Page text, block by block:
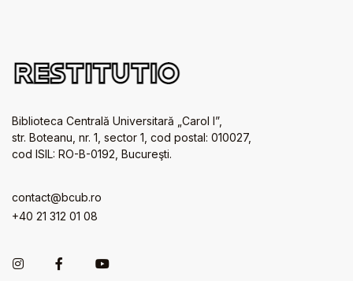
Biblioteca Centrală Universitară „Carol I”,
str. Boteanu, nr. 1, sector 1, cod postal: 010027,
cod ISIL: RO-B-0192, Bucureşti.
contact@bcub.ro
+40 21 312 01 08